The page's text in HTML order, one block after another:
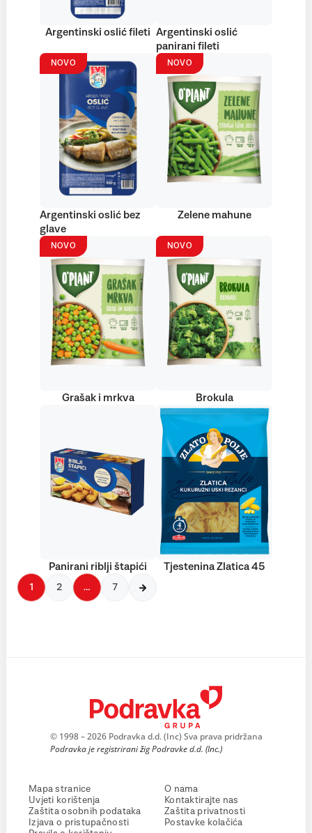
Argentinski oslić fileti Argentinski oslić
panirani fileti
NOVO
Argentinski oslić bez
glave
NOVO
Zelene mahune
NOVO
Grašak i mrkva
NOVO
Brokula
Panirani riblji štapići Tjestenina Zlatica 45
1 2 … 7
© 1998 – 2026 Podravka d.d. (Inc) Sva prava pridržana
Podravka je registrirani žig Podravke d.d. (Inc.)
Mapa stranice
Uvjeti korištenja
Zaštita osobnih podataka
Izjava o pristupačnosti
O nama
Kontaktirajte nas
Zaštita privatnosti
Postavke kolačića